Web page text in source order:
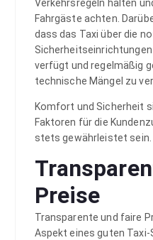
Verkehrsregeln halten
Fahrgäste achten.
dass das Taxi über die
verfügt und regelmäßig
technische Mängel zu
Komfort und Sicherheit
Faktoren für die
stets gewährleistet sein.
Preise
Transparente und faire
Aspekt eines guten Taxi-